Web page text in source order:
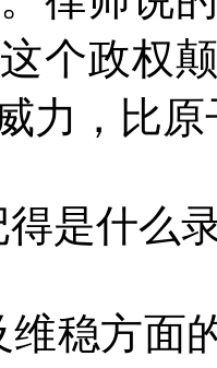
个政权
力，比
是什么
维稳方面